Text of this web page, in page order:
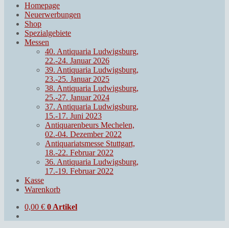
Homepage
Neuerwerbungen
Shop
Spezialgebiete
Messen
40. Antiquaria Ludwigsburg,
22.-24. Januar 2026
39. Antiquaria Ludwigsburg,
23.-25. Januar 2025
38. Antiquaria Ludwigsburg,
25.-27. Januar 2024
37. Antiquaria Ludwigsburg,
15.-17. Juni 2023
Antiquarenbeurs Mechelen,
02.-04. Dezember 2022
Antiquariatsmesse Stuttgart,
18.-22. Februar 2022
36. Antiquaria Ludwigsburg,
17.-19. Februar 2022
Kasse
Warenkorb
0,00 € 0 Artikel